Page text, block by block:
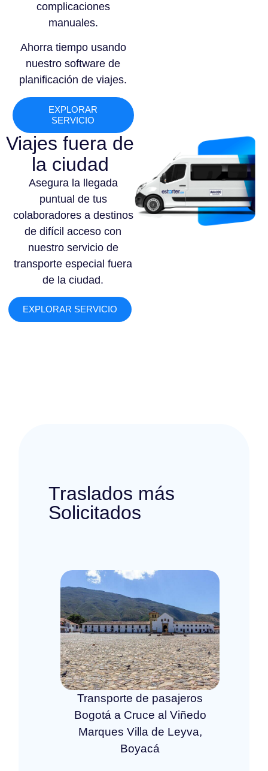
complicaciones
manuales.
Ahorra tiempo usando
nuestro software de
planificación de viajes.
EXPLORAR
SERVICIO
Viajes fuera de
la ciudad
Asegura la llegada
puntual de tus
colaboradores a destinos
de difícil acceso con
nuestro servicio de
transporte especial fuera
de la ciudad.
EXPLORAR SERVICIO
Traslados más
Solicitados
Transporte de pasajeros
Bogotá a Cruce al Viñedo
Marques Villa de Leyva,
Boyacá